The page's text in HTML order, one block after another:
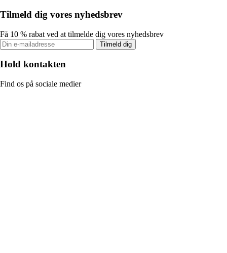
Tilmeld dig vores nyhedsbrev
Få 10 % rabat ved at tilmelde dig vores nyhedsbrev
Tilmeld dig
Hold kontakten
Find os på sociale medier